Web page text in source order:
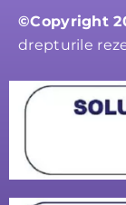
©Copyright
drepturile